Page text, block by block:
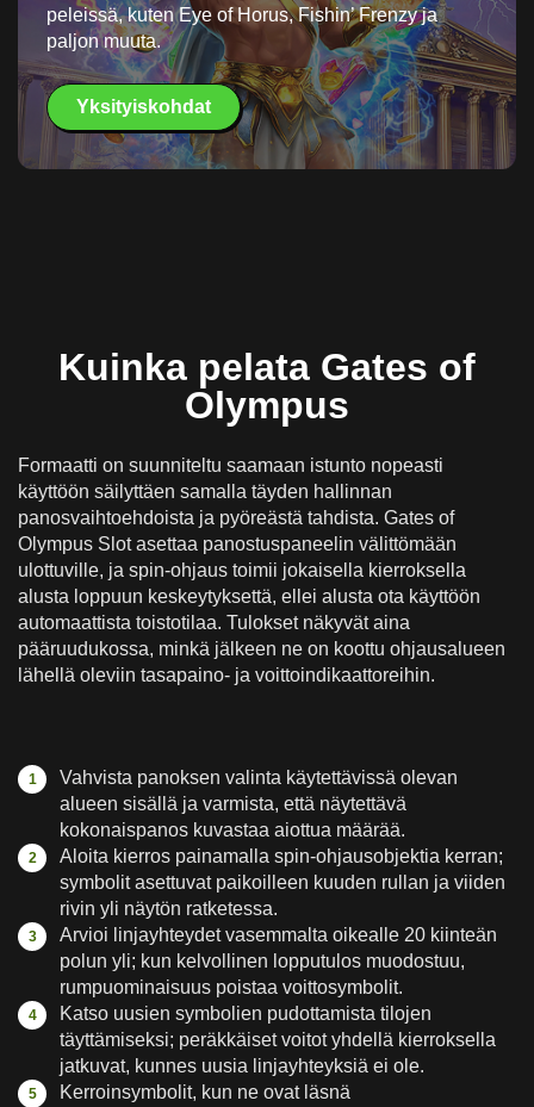
peleissä, kuten Eye of Horus, Fishin’ Frenzy ja
paljon muuta.
Yksityiskohdat
Kuinka pelata Gates of
Olympus
Formaatti on suunniteltu saamaan istunto nopeasti
käyttöön säilyttäen samalla täyden hallinnan
panosvaihtoehdoista ja pyöreästä tahdista. Gates of
Olympus Slot asettaa panostuspaneelin välittömään
ulottuville, ja spin-ohjaus toimii jokaisella kierroksella
alusta loppuun keskeytyksettä, ellei alusta ota käyttöön
automaattista toistotilaa. Tulokset näkyvät aina
pääruudukossa, minkä jälkeen ne on koottu ohjausalueen
lähellä oleviin tasapaino- ja voittoindikaattoreihin.
Vahvista panoksen valinta käytettävissä olevan
alueen sisällä ja varmista, että näytettävä
kokonaispanos kuvastaa aiottua määrää.
Aloita kierros painamalla spin-ohjausobjektia kerran;
symbolit asettuvat paikoilleen kuuden rullan ja viiden
rivin yli näytön ratketessa.
Arvioi linjayhteydet vasemmalta oikealle 20 kiinteän
polun yli; kun kelvollinen lopputulos muodostuu,
rumpuominaisuus poistaa voittosymbolit.
Katso uusien symbolien pudottamista tilojen
täyttämiseksi; peräkkäiset voitot yhdellä kierroksella
jatkuvat, kunnes uusia linjayhteyksiä ei ole.
Kerroinsymbolit, kun ne ovat läsnä